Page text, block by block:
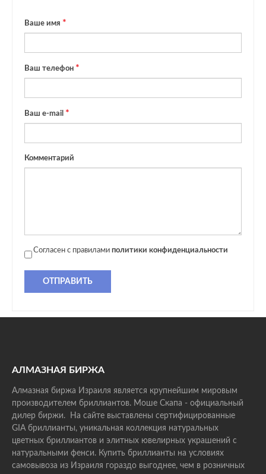
Ваше имя
Ваш телефон
Ваш e-mail
Комментарий
Согласен с правилами политики конфиденциальности
ОТПРАВИТЬ
АЛМАЗНАЯ БИРЖА
Алмазная биржа Израиля является крупнейшим мировым
производителем бриллиантов. Моше Скапа - официальный
дилер биржи. На сайте выставлены сертифицированные
GIA бриллианты, уникальная коллекция натуральных
цветных бриллиантов и элитных ювелирных украшений с
натуральными фенси. Купить бриллианты на условиях
самовывоза из Израиля гораздо выгоднее, чем в розничных